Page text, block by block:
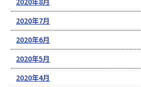
2020年7月
2020年6月
2020年5月
2020年4月